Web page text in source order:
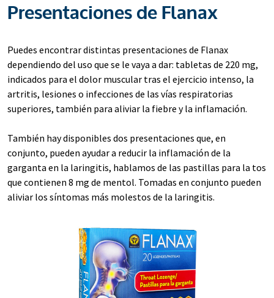
Presentaciones de Flanax
Puedes encontrar distintas presentaciones de Flanax
dependiendo del uso que se le vaya a dar: tabletas de 220 mg,
indicados para el dolor muscular tras el ejercicio intenso, la
artritis, lesiones o infecciones de las vías respiratorias
superiores, también para aliviar la fiebre y la inflamación.
También hay disponibles dos presentaciones que, en
conjunto, pueden ayudar a reducir la inflamación de la
garganta en la laringitis, hablamos de las pastillas para la tos
que contienen 8 mg de mentol. Tomadas en conjunto pueden
aliviar los síntomas más molestos de la laringitis.